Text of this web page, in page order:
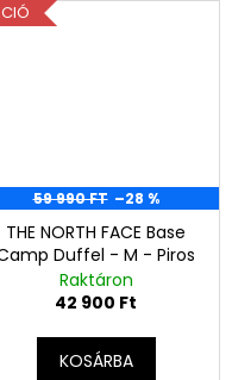
59 990 FT –28 %
THE NORTH FACE Base
Duffel - M - Piros
Raktáron
42 900 Ft
KOSÁRBA